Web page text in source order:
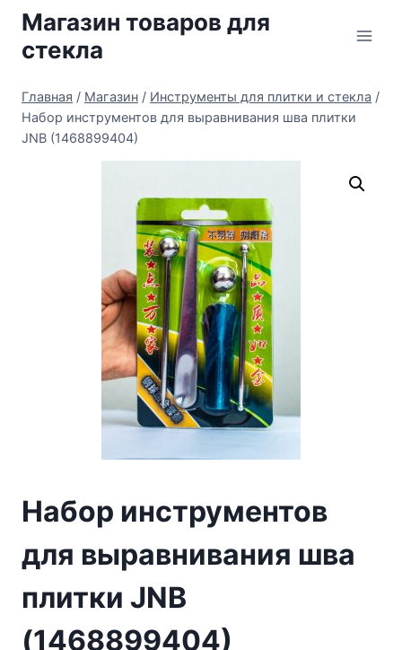
Перейти
содержимому
Магазин товаров для
стекла
Главная / Магазин / Инструменты для плитки и стекла /
Набор инструментов для выравнивания шва плитки
JNB (1468899404)
Набор инструментов
для выравнивания шва
плитки JNB
(1468899404)